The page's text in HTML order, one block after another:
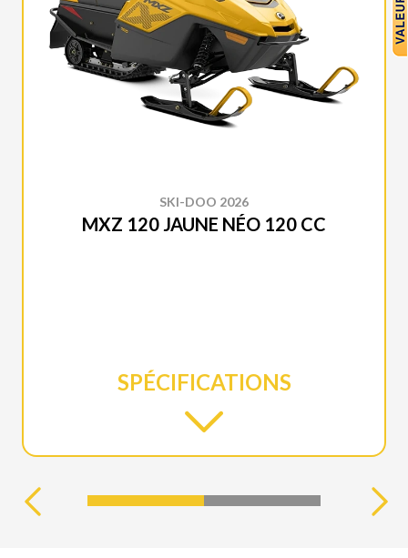
SKI-DOO 2026
MXZ 120 JAUNE NÉO 120 CC
SPÉCIFICATIONS